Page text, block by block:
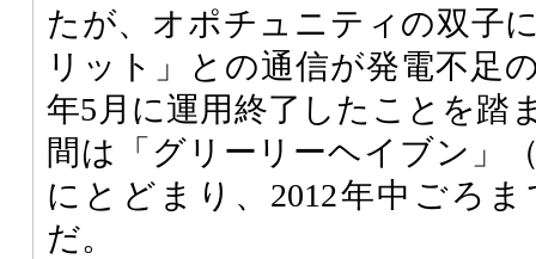
たが、オポチュニティの双子
リット」との通信が発電不足
年5月に運用終了したことを踏
間は「グリーリーヘイブン」
にとどまり、2012年中ごろ
だ。